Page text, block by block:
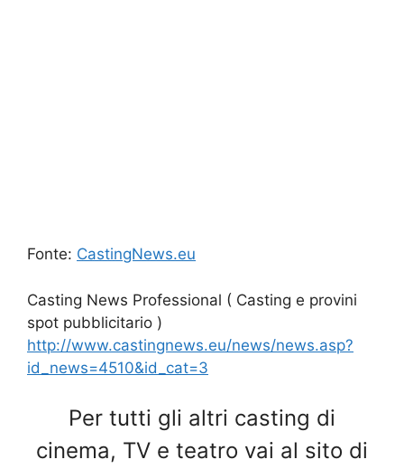
Fonte: CastingNews.eu
Casting News Professional ( Casting e provini
spot pubblicitario )
http://www.castingnews.eu/news/news.asp?
id_news=4510&id_cat=3
Per tutti gli altri casting di
cinema, TV e teatro vai al sito di